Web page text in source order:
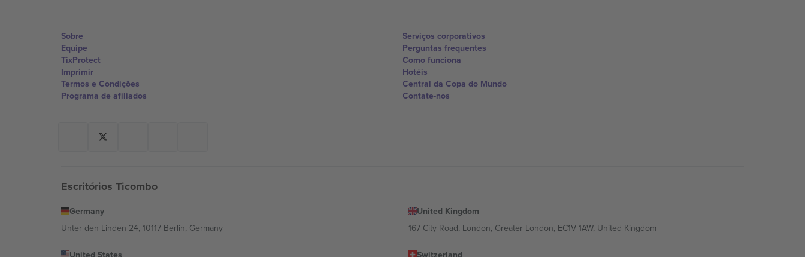
Sobre
Equipe
TixProtect
Imprimir
Termos e Condições
Programa de afiliados
Serviços corporativos
Perguntas frequentes
Como funciona
Hotéis
Central da Copa do Mundo
Contate-nos
Escritórios Ticombo
Germany
Unter den Linden 24, 10117 Berlin, Germany
United Kingdom
167 City Road, London, Greater London, EC1V 1AW, United Kingdom
United States Switzerland